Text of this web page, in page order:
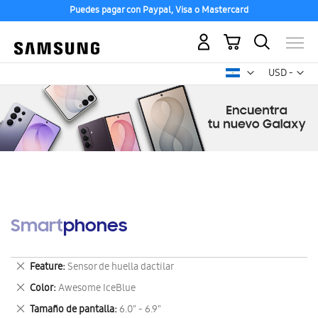
Puedes pagar con Paypal, Visa o Mastercard
USD -
dólar
Mi carrito
Smartphones
Feature Sensor de huella dactilar
Eliminar
este
artículo
Color Awesome IceBlue
Eliminar
este
Tamaño de pantalla 6.0" - 6.9"
Eliminar